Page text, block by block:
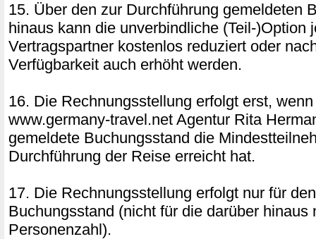
15. Über den zur Durchführung gemeldeten
hinaus kann die unverbindliche (Teil-)Option
Vertragspartner kostenlos reduziert oder
Verfügbarkeit auch erhöht werden.
16. Die Rechnungsstellung erfolgt erst,
www.germany-travel.net Agentur Rita
gemeldete Buchungsstand die
Durchführung der Reise erreicht hat.
17. Die Rechnungsstellung erfolgt nur für
Buchungsstand (nicht für die darüber hinaus
Personenzahl).